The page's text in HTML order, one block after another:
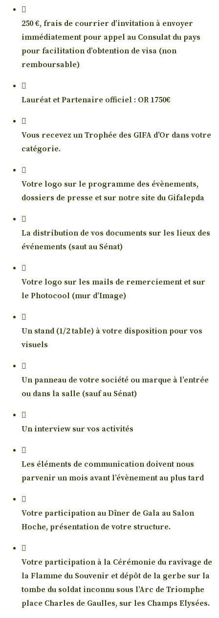
250 €, frais de courrier d’invitation à envoyer
immédiatement pour appel au Consulat du pays
pour facilitation d’obtention de visa (non
remboursable)
Lauréat et Partenaire officiel : OR 1750€
Vous recevez un Trophée des GIFA d’Or dans votre
catégorie.
Votre logo sur le programme des évènements,
dossiers de presse et sur notre site du Gifalepda
La distribution de vos documents sur les lieux des
événements (saut au Sénat)
Votre logo sur les mails de remerciement et sur
le Photocool (mur d’Image)
Un stand (1/2 table) à votre disposition pour vos
visuels
Un panneau de votre société ou marque à l’entrée
ou dans la salle (sauf au Sénat)
Un interview sur vos activités
Les éléments de communication doivent nous
parvenir un mois avant l’évènement au plus tard
Votre participation au Dîner de Gala au Salon
Hoche, présentation de votre structure.
Votre participation à la Cérémonie du ravivage de
la Flamme du Souvenir et dépôt de la gerbe sur la
tombe du soldat inconnu sous l’Arc de Triomphe
place Charles de Gaulles, sur les Champs Elysées.